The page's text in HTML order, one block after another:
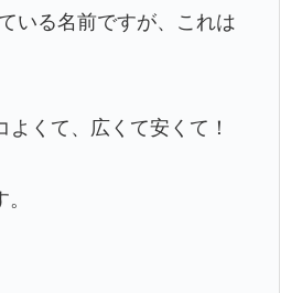
いる名前ですが、これは
くて、広くて安くて！